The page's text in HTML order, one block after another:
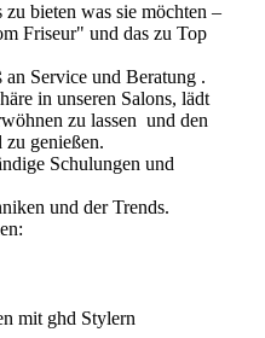
zu bieten was sie möchten –
Friseur" und das zu Top
an Service und Beratung .
in unseren Salons, lädt
zu lassen und den
zu genießen.
Schulungen und
und der Trends.
mit ghd Stylern